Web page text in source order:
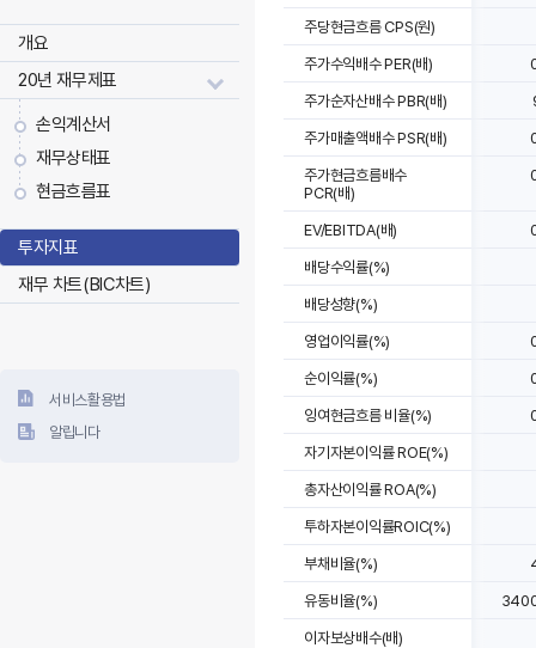
개요
20년 재무제표
손익계산서
재무상태표
현금흐름표
투자지표
재무 차트(BIC차트)
서비스활용법
알립니다
주당현금흐름 CPS(원)
주가수익배수 PER(배)
주가순자산배수 PBR(배)
주가매출액배수 PSR(배)
주가현금흐름배수
PCR(배)
EV/EBITDA(배)
배당수익률(%)
배당성향(%)
영업이익률(%)
순이익률(%)
잉여현금흐름 비율(%)
자기자본이익률 ROE(%)
총자산이익률 ROA(%)
투하자본이익률ROIC(%)
부채비율(%)
유동비율(%)
이자보상배수(배)